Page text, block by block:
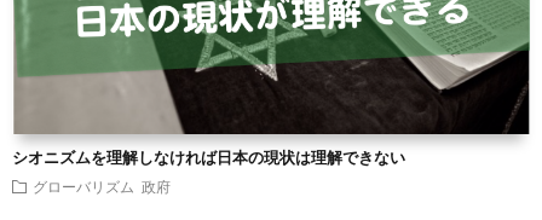
シオニズムを理解しなければ日本の現状は理解できない
グローバリズム 政府